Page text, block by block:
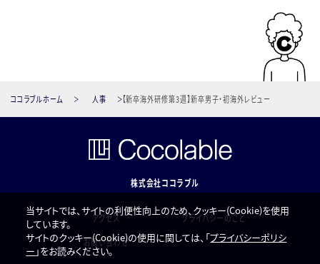
ココラブルホーム 人事 【新卒海外研修第3週】新卒男子・初海外レビュー
株式会社ココラブル
アクセス
プライバシーのこと
お問い合わせ
当サイトでは、サイトの利便性向上のため、クッキー(Cookie)を使用
しています。
サイトのクッキー(Cookie)の使用に関しては、「プライバシーポリシ
ー 」をお読みください。